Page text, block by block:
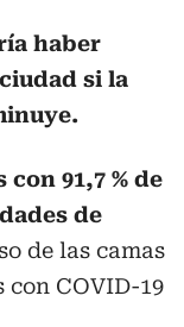
haber
si la
91,7 % de
de
de las camas
COVID-19